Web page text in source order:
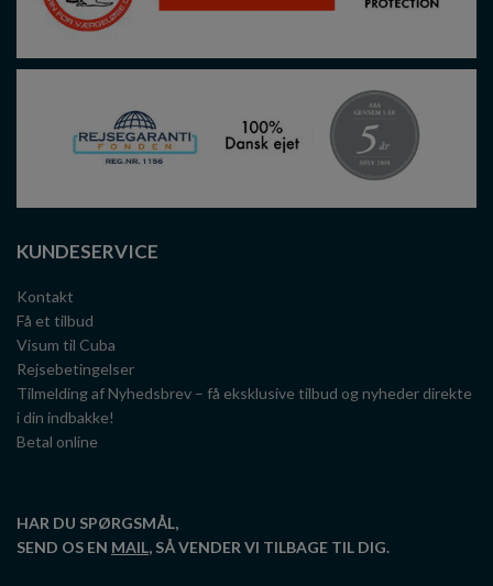
KUNDESERVICE
Kontakt
Få et tilbud
Visum til Cuba
Rejsebetingelser
Tilmelding af Nyhedsbrev – få eksklusive tilbud og nyheder direkte
i din indbakke!
Betal online
HAR DU SPØRGSMÅL,
SEND OS EN MAIL, SÅ VENDER VI TILBAGE TIL DIG.